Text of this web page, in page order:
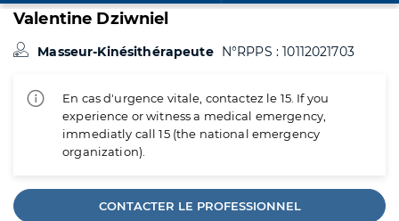
Valentine Dziwniel
Masseur-Kinésithérapeute N°RPPS : 10112021703
En cas d'urgence vitale, contactez le 15. If you
experience or witness a medical emergency,
immediatly call 15 (the national emergency
organization).
CONTACTER LE PROFESSIONNEL